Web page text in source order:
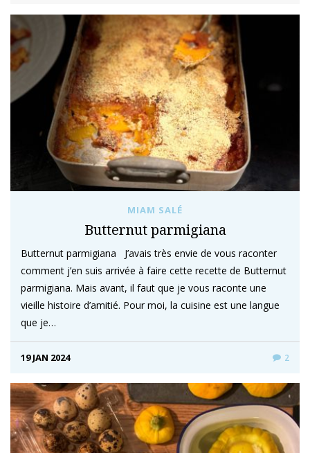
MIAM SALÉ
Butternut parmigiana
Butternut parmigiana J’avais très envie de vous raconter
comment j’en suis arrivée à faire cette recette de Butternut
parmigiana. Mais avant, il faut que je vous raconte une
vieille histoire d’amitié. Pour moi, la cuisine est une langue
que je…
19 JAN 2024 2